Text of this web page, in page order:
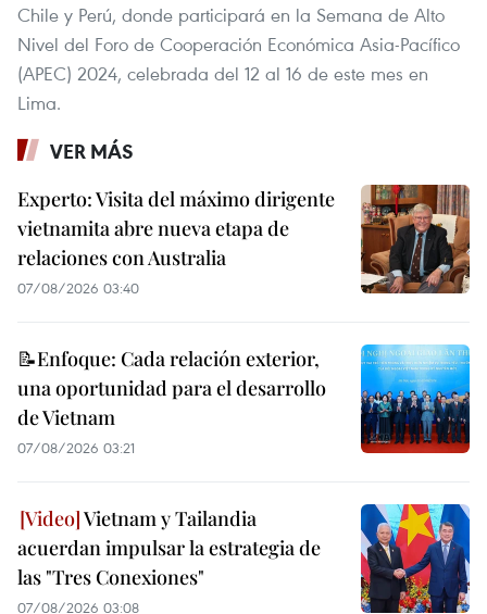
Chile y Perú, donde participará en la Semana de Alto
Nivel del Foro de Cooperación Económica Asia-Pacífico
(APEC) 2024, celebrada del 12 al 16 de este mes en
Lima.
VER MÁS
Experto: Visita del máximo dirigente
vietnamita abre nueva etapa de
relaciones con Australia
07/08/2026 03:40
📝Enfoque: Cada relación exterior,
una oportunidad para el desarrollo
de Vietnam
07/08/2026 03:21
Vietnam y Tailandia
acuerdan impulsar la estrategia de
las "Tres Conexiones"
07/08/2026 03:08